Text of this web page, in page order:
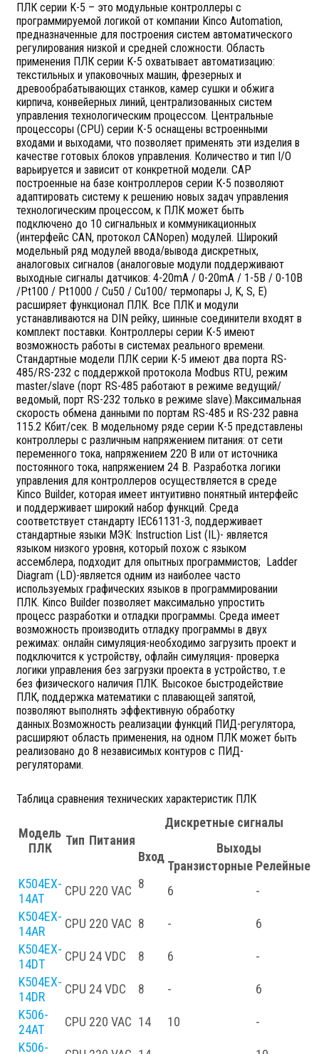
ПЛК серии K-5 – это модульные контроллеры с
программируемой логикой от компании Kinco Automation,
предназначенные для построения систем автоматического
регулирования низкой и средней сложности. Область
применения ПЛК серии K-5 охватывает автоматизацию:
текстильных и упаковочных машин, фрезерных и
древообрабатывающих станков, камер сушки и обжига
кирпича, конвейерных линий, централизованных систем
управления технологическим процессом. Центральные
процессоры (CPU) серии K-5 оснащены встроенными
входами и выходами, что позволяет применять эти изделия в
качестве готовых блоков управления. Количество и тип I/O
варьируется и зависит от конкретной модели. САР
построенные на базе контроллеров серии К-5 позволяют
адаптировать систему к решению новых задач управления
технологическим процессом, к ПЛК может быть
подключено до 10 сигнальных и коммуникационных
(интерфейс CAN, протокол CANopen) модулей. Широкий
модельный ряд модулей ввода/вывода дискретных,
аналоговых сигналов (аналоговые модули поддерживают
выходные сигналы датчиков: 4-20mA / 0-20mA / 1-5В / 0-10В
/Pt100 / Pt1000 / Cu50 / Cu100/ термопары J, K, S, E)
расширяет функционал ПЛК. Все ПЛК и модули
устанавливаются на DIN рейку, шинные соединители входят в
комплект поставки. Контроллеры серии K-5 имеют
возможность работы в системах реального времени.
Стандартные модели ПЛК серии K-5 имеют два порта RS-
485/RS-232 с поддержкой протокола Modbus RTU, режим
master/slave (порт RS-485 работают в режиме ведущий/
ведомый, порт RS-232 только в режиме slave).Максимальная
скорость обмена данными по портам RS-485 и RS-232 равна
115.2 Кбит/сек. В модельному ряде серии К-5 представлены
контроллеры с различным напряжением питания: от сети
переменного тока, напряжением 220 В или от источника
постоянного тока, напряжением 24 В. Разработка логики
управления для контроллеров осуществляется в среде
Kinco Builder, которая имеет интуитивно понятный интерфейс
и поддерживает широкий набор функций. Среда
соответствует стандарту IEC61131-3, поддерживает
стандартные языки МЭК: Instruction List (IL)- является
языком низкого уровня, который похож с языком
ассемблера, подходит для опытных программистов; Ladder
Diagram (LD)-является одним из наиболее часто
используемых графических языков в программировании
ПЛК. Kinco Builder позволяет максимально упростить
процесс разработки и отладки программы. Среда имеет
возможность производить отладку программы в двух
режимах: онлайн симуляция-необходимо загрузить проект и
подключится к устройству, офлайн симуляция- проверка
логики управления без загрузки проекта в устройство, т.е
без физического наличия ПЛК. Высокое быстродействие
ПЛК, поддержка математики с плавающей запятой,
позволяют выполнять эффективную обработку
данных.Возможность реализации функций ПИД-регулятора,
расширяют область применения, на одном ПЛК может быть
реализовано до 8 независимых контуров с ПИД-
регуляторами.
Таблица сравнения технических характеристик ПЛК
Модель
ПЛК
Тип Питания
Дискретные сигналы
Вход
Выходы
Транзисторные Релейные
K504EX-
14AT
CPU 220 VAC 8 6 -
K504EX-
14AR
CPU 220 VAC 8 - 6
K504EX-
14DT
CPU 24 VDC 8 6 -
K504EX-
14DR
CPU 24 VDC 8 - 6
K506-
24AT
CPU 220 VAC 14 10 -
K506-